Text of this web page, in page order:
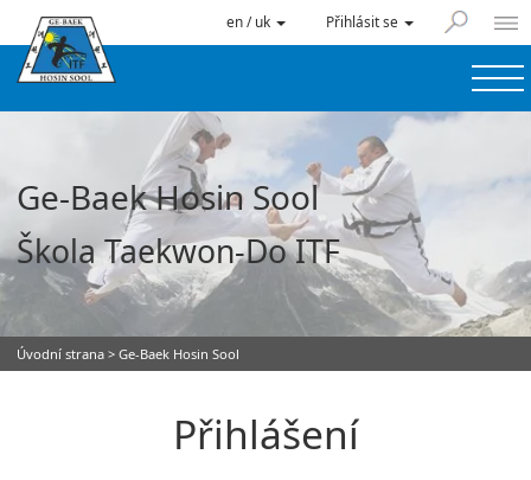
en / uk Přihlásit se
Ge-Baek Hosin Sool
Škola Taekwon-Do ITF
Úvodní strana > Ge-Baek Hosin Sool
Přihlášení